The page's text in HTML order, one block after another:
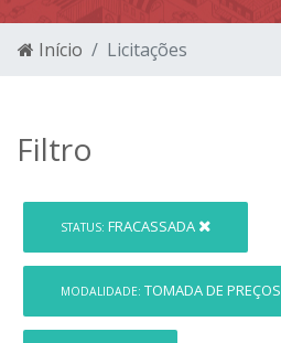
Início Licitações
Filtro
STATUS: FRACASSADA
MODALIDADE: TOMADA DE PREÇOS